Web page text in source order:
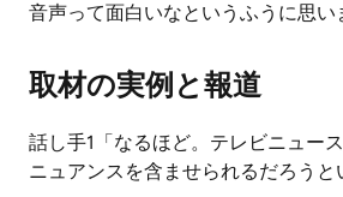
音声って面白いなというふうに思い
取材の実例と報道
話し手1「なるほど。テレビニュー
ニュアンスを含ませられるだろうと